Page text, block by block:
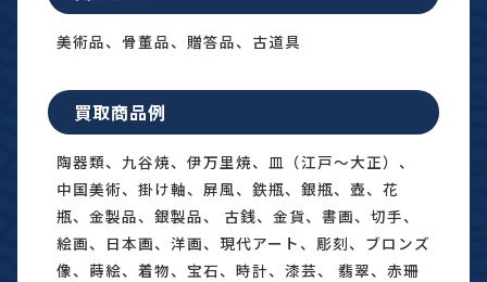
美術品、骨董品、贈答品、古道具
買取商品例
陶器類、九谷焼、伊万里焼、皿（江戸〜大正）、
中国美術、掛け軸、屏風、鉄瓶、銀瓶、壺、花
瓶、金製品、銀製品、 古銭、金貨、書画、切手、
絵画、日本画、洋画、現代アート、彫刻、ブロンズ
像、蒔絵、着物、宝石、時計、漆芸、 翡翠、赤珊